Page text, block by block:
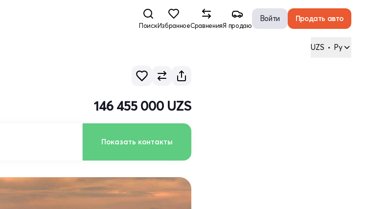
ПоискИзбранноеСравненияЯ продаю
Войти Продать авто
UZS • Ру
146 455 000 UZS
Показать контакты